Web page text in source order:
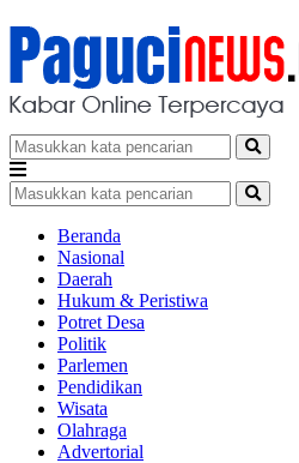
Beranda
Nasional
Daerah
Hukum & Peristiwa
Potret Desa
Politik
Parlemen
Pendidikan
Wisata
Olahraga
Advertorial